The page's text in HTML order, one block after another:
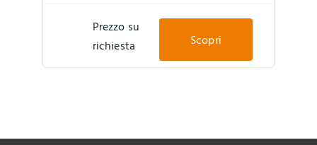
Prezzo su
richiesta
Scopri